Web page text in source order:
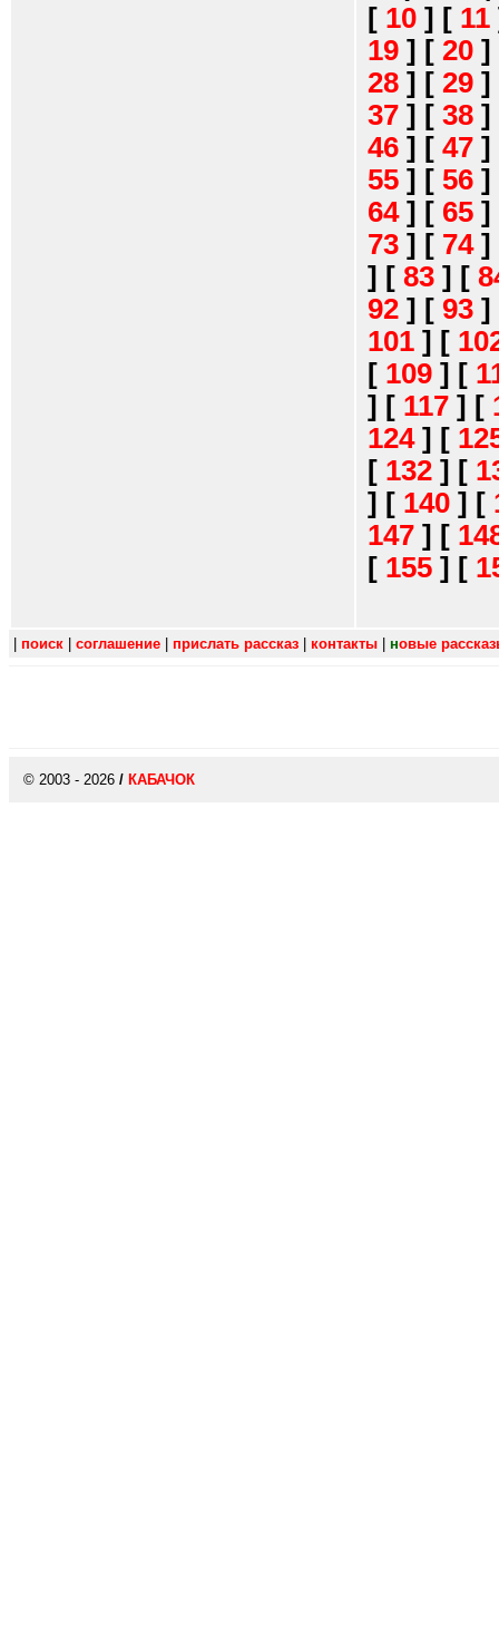
[ 10 ] [ 11
19 ] [ 20 ]
28 ] [ 29 ]
37 ] [ 38 ]
46 ] [ 47 ]
55 ] [ 56 ]
64] [ 65 ]
73 ] [ 74]
] [ 83 ] [
92 ] [ 93 ]
101 ] [
[ 109 ] [
] [ 117 ] [
124] [
[ 132 ] [
] [ 140 ] [
147 ] [
[ 155 ] [
поиск соглашение прислать рассказ контакты новые
© 2003 - 2026 / КАБАЧОК